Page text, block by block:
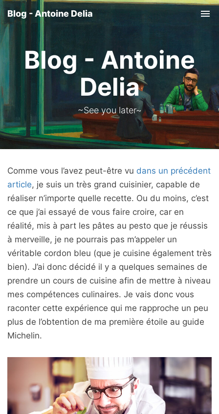
Blog - Antoine Delia
Blog - Antoine
Delia
~See you later~
Comme vous l’avez peut-être vu dans un précédent
article, je suis un très grand cuisinier, capable de
réaliser n’importe quelle recette. Ou du moins, c’est
ce que j’ai essayé de vous faire croire, car en
réalité, mis à part les pâtes au pesto que je réussis
à merveille, je ne pourrais pas m’appeler un
véritable cordon bleu (que je cuisine également très
bien). J’ai donc décidé il y a quelques semaines de
prendre un cours de cuisine afin de mettre à niveau
mes compétences culinaires. Je vais donc vous
raconter cette expérience qui me rapproche un peu
plus de l’obtention de ma première étoile au guide
Michelin.